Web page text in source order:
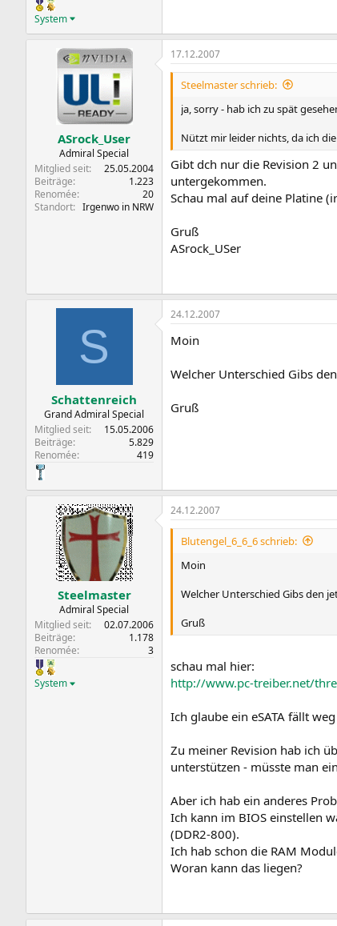
System
ASrock_User
Admiral Special
Mitglied seit
25.05.2004
Beiträge
1.223
Renomée
20
Standort
Irgenwo in NRW
17.12.2007
Steelmaster schrieb:
ja, sorry - hab ich zu spät
Nützt mir leider nichts, da ich
Gibt dch nur die Revision 2
untergekommen.
Schau mal auf deine Platine
Gruß
ASrock_USer
S
Schattenreich
Grand Admiral Special
Mitglied seit
15.05.2006
Beiträge
5.829
Renomée
419
24.12.2007
Moin
Welcher Unterschied Gibs
Gruß
Steelmaster
Admiral Special
Mitglied seit
02.07.2006
Beiträge
1.178
Renomée
3
System
24.12.2007
Blutengel_6_6_6 schrieb:
Moin
Welcher Unterschied Gibs den
Gruß
schau mal hier:
http://www.pc-treiber.net/
Ich glaube ein eSATA fällt
Zu meiner Revision hab ich
unterstützen - müsste man
Aber ich hab ein anderes
Ich kann im BIOS einstellen
(DDR2-800).
Ich hab schon die RAM
Woran kann das liegen?